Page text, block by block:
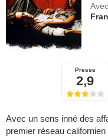
Avec
Presse
2,9
Avec un sens inné des
premier réseau